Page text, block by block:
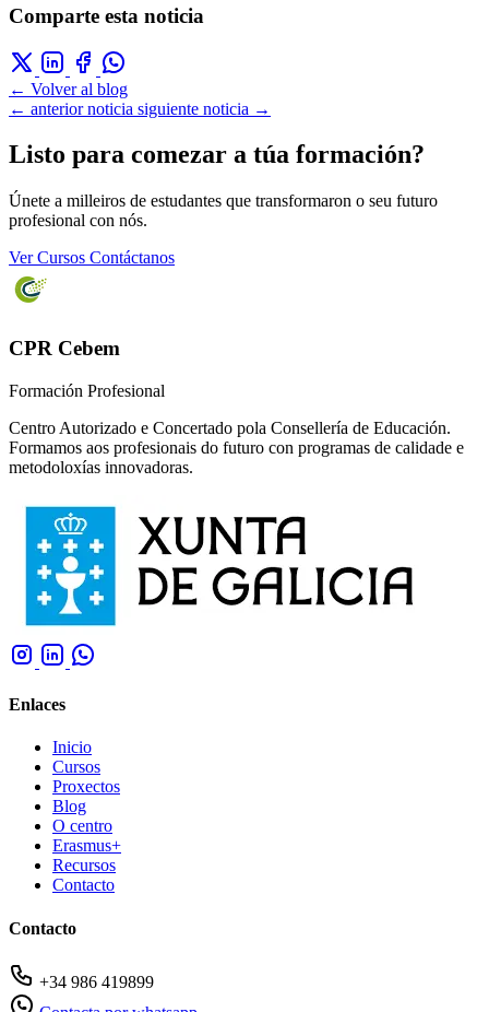
Comparte esta noticia
← Volver al blog
← anterior noticia siguiente noticia →
Listo para comezar a túa formación?
Únete a milleiros de estudantes que transformaron o seu futuro
profesional con nós.
Ver Cursos Contáctanos
CPR Cebem
Formación Profesional
Centro Autorizado e Concertado pola Consellería de Educación.
Formamos aos profesionais do futuro con programas de calidade e
metodoloxías innovadoras.
Enlaces
Inicio
Cursos
Proxectos
Blog
O centro
Erasmus+
Recursos
Contacto
Contacto
+34 986 419899